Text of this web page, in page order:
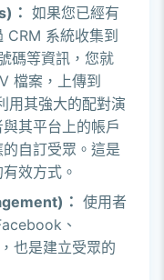
： 如果您已經有
CRM 系統收集到
碼等資訊，您就
檔案，上傳到
用其強大的配對演
其平台上的帳戶
自訂受眾。這是
效方式。
： 使用者
、
也是建立受眾的